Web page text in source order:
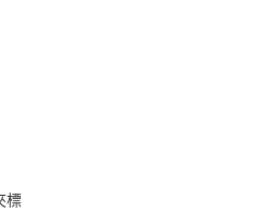
大用戶可立即使用無須另外申請。
單成立後會自動跳轉到大哥付的交易
期數、繳款截止日，確認付款後即完
標